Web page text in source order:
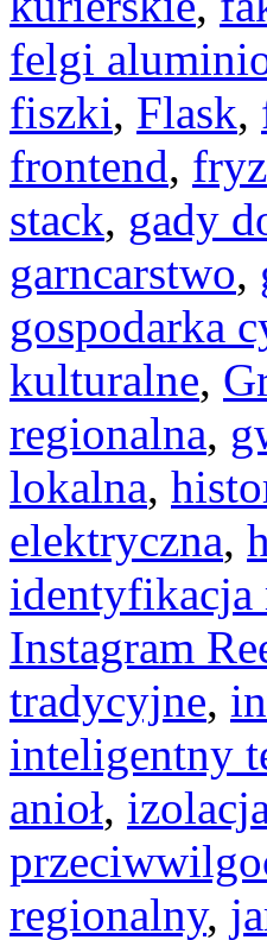
felgi
fiszki, Flask,
frontend,
stack, gady
garncarstwo,
gospodarka
kulturalne,
regionalna,
lokalna,
elektryczna,
identyfikacja
Instagram
tradycyjne,
inteligentny
anioł,
regionalny,